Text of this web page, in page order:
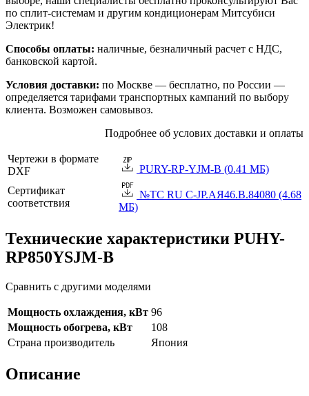
по сплит-системам и другим кондиционерам Митсубиси
Электрик!
Способы оплаты: наличные, безналичный расчет с НДС,
банковской картой.
Условия доставки: по Москве — бесплатно, по России —
определяется тарифами транспортных кампаний по выбору
клиента. Возможен самовывоз.
Подробнее об услових доставки и оплаты
Чертежи в формате
DXF
PURY-RP-YJM-B (0.41 МБ)
Сертификат
соответствия
№TC RU C-JP.АЯ46.B.84080 (4.68
МБ)
Технические характеристики PUHY-
RP850YSJM-B
Сравнить с другими моделями
Мощность охлаждения, кВт 96
Мощность обогрева, кВт
108
Страна производитель
Япония
Описание